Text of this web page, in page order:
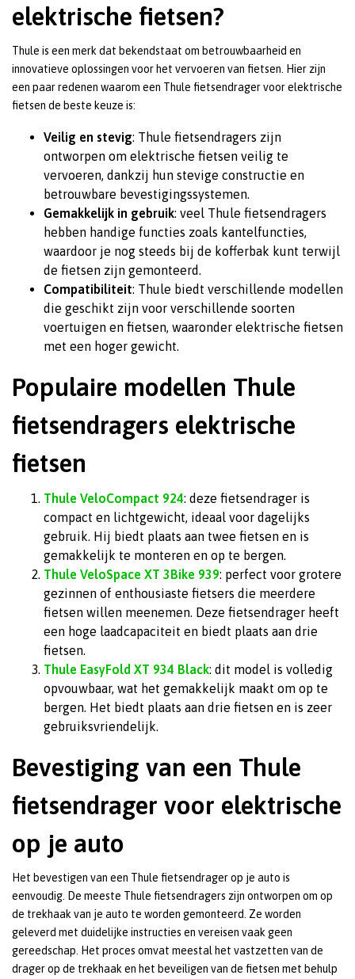
elektrische fietsen?
Thule is een merk dat bekendstaat om betrouwbaarheid en
innovatieve oplossingen voor het vervoeren van fietsen. Hier zijn
een paar redenen waarom een Thule fietsendrager voor elektrische
fietsen de beste keuze is:
Veilig en stevig: Thule fietsendragers zijn
ontworpen om elektrische fietsen veilig te
vervoeren, dankzij hun stevige constructie en
betrouwbare bevestigingssystemen.
Gemakkelijk in gebruik: veel Thule fietsendragers
hebben handige functies zoals kantelfuncties,
waardoor je nog steeds bij de kofferbak kunt terwijl
de fietsen zijn gemonteerd.
Compatibiliteit: Thule biedt verschillende modellen
die geschikt zijn voor verschillende soorten
voertuigen en fietsen, waaronder elektrische fietsen
met een hoger gewicht.
Populaire modellen Thule
fietsendragers elektrische
fietsen
Thule VeloCompact 924: deze fietsendrager is
compact en lichtgewicht, ideaal voor dagelijks
gebruik. Hij biedt plaats aan twee fietsen en is
gemakkelijk te monteren en op te bergen.
Thule VeloSpace XT 3Bike 939: perfect voor grotere
gezinnen of enthousiaste fietsers die meerdere
fietsen willen meenemen. Deze fietsendrager heeft
een hoge laadcapaciteit en biedt plaats aan drie
fietsen.
Thule EasyFold XT 934 Black: dit model is volledig
opvouwbaar, wat het gemakkelijk maakt om op te
bergen. Het biedt plaats aan drie fietsen en is zeer
gebruiksvriendelijk.
Bevestiging van een Thule
fietsendrager voor elektrische
op je auto
Het bevestigen van een Thule fietsendrager op je auto is
eenvoudig. De meeste Thule fietsendragers zijn ontworpen om op
de trekhaak van je auto te worden gemonteerd. Ze worden
geleverd met duidelijke instructies en vereisen vaak geen
gereedschap. Het proces omvat meestal het vastzetten van de
drager op de trekhaak en het beveiligen van de fietsen met behulp